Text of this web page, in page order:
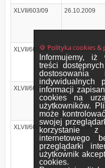
🍪 Polityka cookies &
Informujemy,
treści
indywidualnych
informacji
cookies na
użytkowników.
może
swojej
korzystanie
internetowego
przeglądarki
użytkownik
cookies.
XLVII/603/09 26.10.2009
XLVII/602/09 26.10.2009
XLVII/601/09 26.10.2009
XLVII/600/09 26.10.2009